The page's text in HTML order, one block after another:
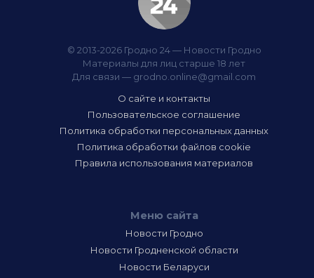
© 2013-2026 Гродно 24 — Новости Гродно
Материалы для лиц старше 18 лет
Для связи — grodno.online@gmail.com
О сайте и контакты
Пользовательское соглашение
Политика обработки персональных данных
Политика обработки файлов cookie
Правила использования материалов
Меню сайта
Новости Гродно
Новости Гродненской области
Новости Беларуси